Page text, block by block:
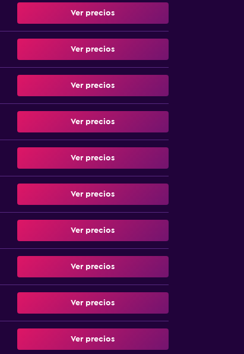
Ver precios
Ver precios
Ver precios
Ver precios
Ver precios
Ver precios
Ver precios
Ver precios
Ver precios
Ver precios